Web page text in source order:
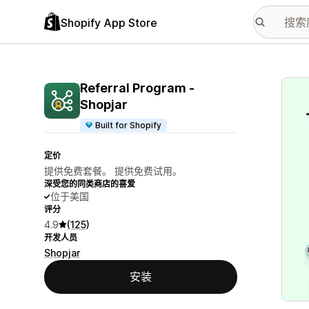
Shopify App Store
Referral Program ‑
Shopjar
Built for Shopify
定价
提供免费套餐。 提供免费试用。
深受您的同类商店的喜爱
位于美国
评分
4.9 (125)
开发人员
Shopjar
安装
配图